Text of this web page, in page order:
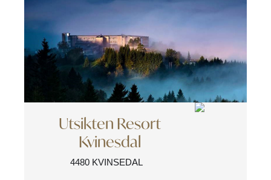
Utsikten Resort
Kvinesdal
4480 KVINSEDAL